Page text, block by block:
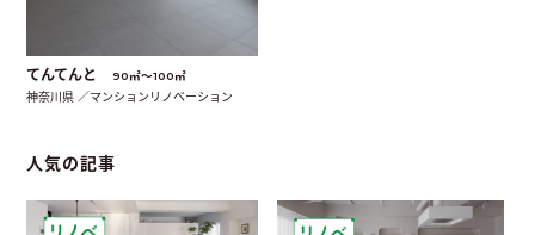
てんてんと 90㎡〜100㎡
神奈川県 ／マンションリノベーション
人気の記事